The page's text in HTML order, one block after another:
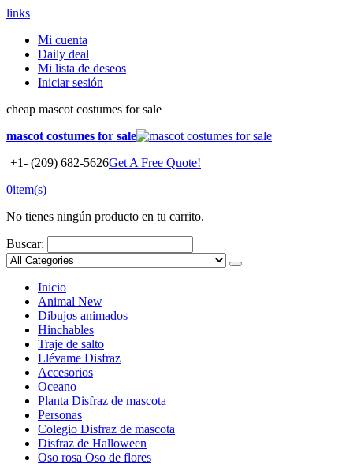
links
Mi cuenta
Daily deal
Mi lista de deseos
Iniciar sesión
cheap mascot costumes for sale
mascot costumes for sale
+1- (209) 682-5626Get A Free Quote!
0item(s)
No tienes ningún producto en tu carrito.
Buscar:
Inicio
Animal New
Dibujos animados
Hinchables
Traje de salto
Llévame Disfraz
Accesorios
Oceano
Planta Disfraz de mascota
Personas
Colegio Disfraz de mascota
Disfraz de Halloween
Oso rosa Oso de flores